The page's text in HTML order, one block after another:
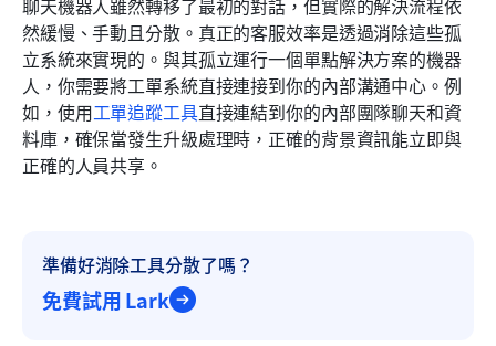
然緩慢、手動且分散。真正的客服效率是透過消除這些孤
立系統來實現的。與其孤立運行一個單點解決方案的機器
人，你需要將工單系統直接連接到你的內部溝通中心。例
如，使用工單追蹤工具直接連結到你的內部團隊聊天和資
料庫，確保當發生升級處理時，正確的背景資訊能立即與
正確的人員共享。
準備好消除工具分散了嗎？
免費試用 Lark